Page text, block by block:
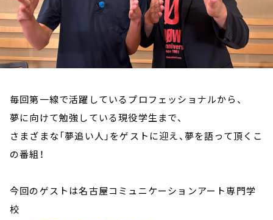
毎回第一線で活躍しているプロフェッショナルから、
夢に向けて勉強している現役学生まで、
さまざまな「夢追い人」をゲストに迎え、夢を語って頂くこ
の番組！
今回のゲストは名古屋コミュニケーションアート専門学
校